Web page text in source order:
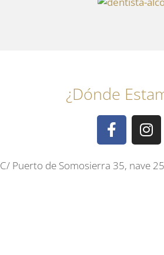
¿Dónde
C/ Puerto de Somosierra 35, nave